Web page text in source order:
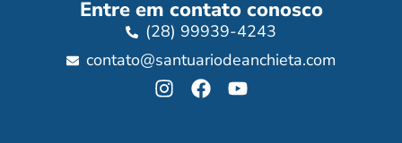
Entre em contato conosco
(28) 99939-4243
contato@santuariodeanchieta.com